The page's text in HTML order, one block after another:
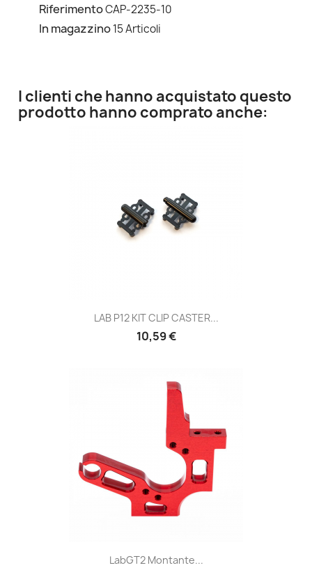
RiferimentoCAP-2235-10
In magazzino15 Articoli
I clienti che hanno acquistato questo
prodotto hanno comprato anche:
LAB P12 KIT CLIP CASTER...
10,59 €
LabGT2 Montante...